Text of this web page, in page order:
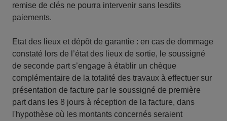
remise de clés ne pourra intervenir sans lesdits
paiements.
Etat des lieux et dépôt de garantie : en cas de dommage
constaté lors de l’état des lieux de sortie, le soussigné
de seconde part s’engage à établir un chèque
complémentaire de la totalité des travaux à effectuer sur
présentation de facture par le soussigné de première
part dans les 8 jours à réception de la facture, dans
l'hypothèse où les montants concernés seraient